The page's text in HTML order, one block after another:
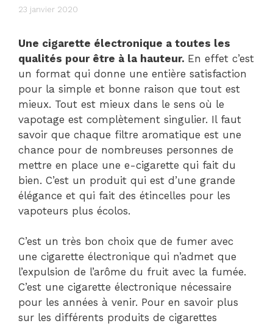
23 janvier 2020
Une cigarette électronique a toutes les
qualités pour être à la hauteur. En effet c’est
un format qui donne une entière satisfaction
pour la simple et bonne raison que tout est
mieux. Tout est mieux dans le sens où le
vapotage est complètement singulier. Il faut
savoir que chaque filtre aromatique est une
chance pour de nombreuses personnes de
mettre en place une e-cigarette qui fait du
bien. C’est un produit qui est d’une grande
élégance et qui fait des étincelles pour les
vapoteurs plus écolos.
C’est un très bon choix que de fumer avec
une cigarette électronique qui n’admet que
l’expulsion de l’arôme du fruit avec la fumée.
C’est une cigarette électronique nécessaire
pour les années à venir. Pour en savoir plus
sur les différents produits de cigarettes